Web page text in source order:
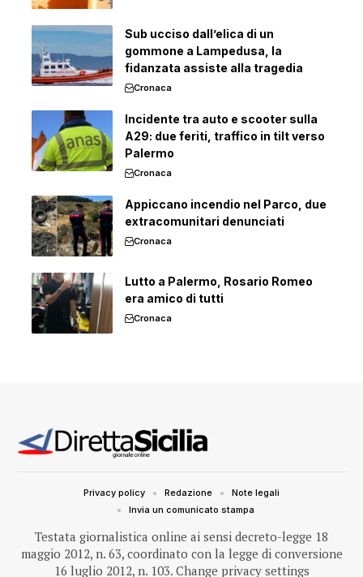
Sub ucciso dall’elica di un
gommone a Lampedusa, la
fidanzata assiste alla tragedia
Cronaca
Incidente tra auto e scooter sulla
A29: due feriti, traffico in tilt verso
Palermo
Cronaca
Appiccano incendio nel Parco, due
extracomunitari denunciati
Cronaca
Lutto a Palermo, Rosario Romeo
era amico di tutti
Cronaca
Testata giornalistica online ai sensi decreto-legge 18
maggio 2012, n. 63, coordinato con la legge di conversione
16 luglio 2012, n. 103. Change privacy settings
Privacy policy Redazione
Note legali
Invia un comunicato stampa